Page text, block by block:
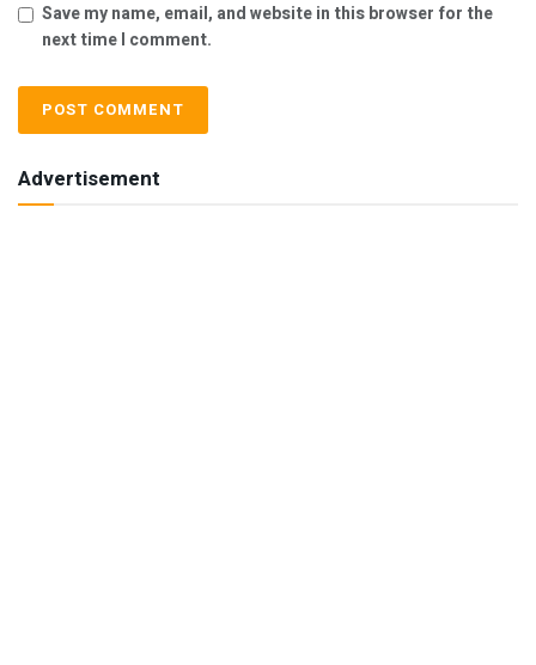
Save my name, email, and website in this browser for the
next time I comment.
Advertisement